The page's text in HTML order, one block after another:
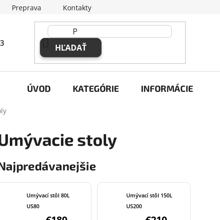
Preprava Kontakty
HĽADAŤ
ÚVOD KATEGÓRIE INFORMÁCIE
stoly
Umývací stôl 80L
US80
Umývací stôl 150L
US200